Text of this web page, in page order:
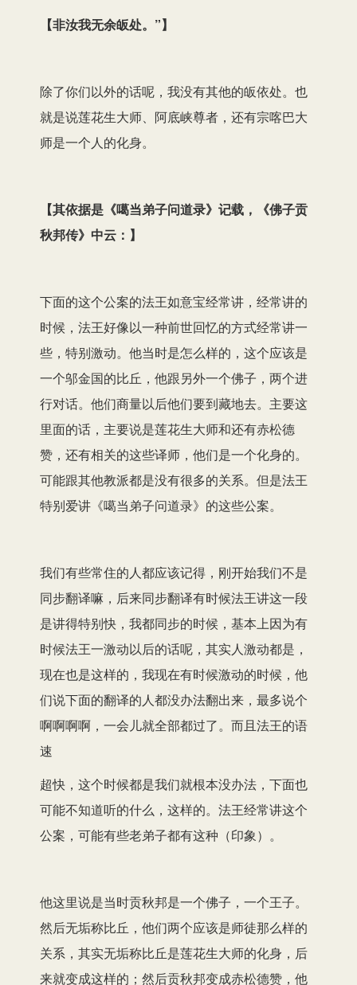
【非汝我无余皈处。”】
除了你们以外的话呢，我没有其他的皈依处。也
就是说莲花生大师、阿底峡尊者，还有宗喀巴大
师是一个人的化身。
【其依据是《噶当弟子问道录》记载，《佛子贡
秋邦传》中云：】
下面的这个公案的法王如意宝经常讲，经常讲的
时候，法王好像以一种前世回忆的方式经常讲一
些，特别激动。他当时是怎么样的，这个应该是
一个邬金国的比丘，他跟另外一个佛子，两个进
行对话。他们商量以后他们要到藏地去。主要这
里面的话，主要说是莲花生大师和还有赤松德
赞，还有相关的这些译师，他们是一个化身的。
可能跟其他教派都是没有很多的关系。但是法王
特别爱讲《噶当弟子问道录》的这些公案。
我们有些常住的人都应该记得，刚开始我们不是
同步翻译嘛，后来同步翻译有时候法王讲这一段
是讲得特别快，我都同步的时候，基本上因为有
时候法王一激动以后的话呢，其实人激动都是，
现在也是这样的，我现在有时候激动的时候，他
们说下面的翻译的人都没办法翻出来，最多说个
啊啊啊啊，一会儿就全部都过了。而且法王的语
速
超快，这个时候都是我们就根本没办法，下面也
可能不知道听的什么，这样的。法王经常讲这个
公案，可能有些老弟子都有这种（印象）。
他这里说是当时贡秋邦是一个佛子，一个王子。
然后无垢称比丘，他们两个应该是师徒那么样的
关系，其实无垢称比丘是莲花生大师的化身，后
来就变成这样的；然后贡秋邦变成赤松德赞，他